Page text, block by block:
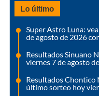
Lo último
Super Astro Luna:
de agosto de 2026
Resultados Sinuano
viernes 7 de agosto
Resultados Chontico
último sorteo hoy